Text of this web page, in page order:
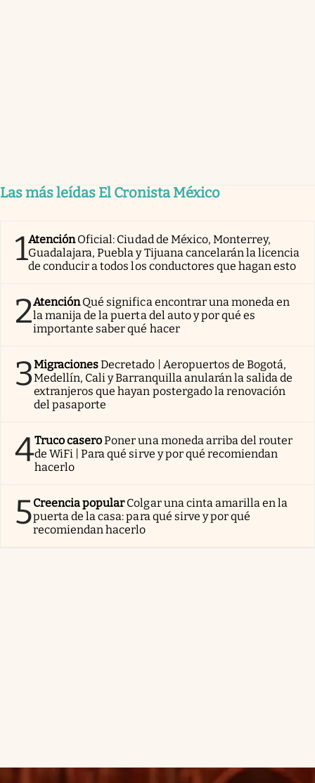
Las más leídas El Cronista México
1AtenciónOficial: Ciudad de México, Monterrey,
Guadalajara, Puebla y Tijuana cancelarán la licencia
de conducir a todos los conductores que hagan esto
2AtenciónQué significa encontrar una moneda en
la manija de la puerta del auto y por qué es
importante saber qué hacer
3MigracionesDecretado | Aeropuertos de Bogotá,
Medellín, Cali y Barranquilla anularán la salida de
extranjeros que hayan postergado la renovación
del pasaporte
4Truco caseroPoner una moneda arriba del router
de WiFi | Para qué sirve y por qué recomiendan
hacerlo
5Creencia popularColgar una cinta amarilla en la
puerta de la casa: para qué sirve y por qué
recomiendan hacerlo